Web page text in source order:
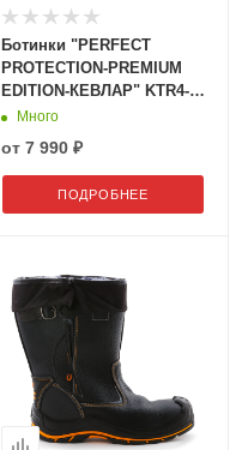
Ботинки "PERFECT
PROTECTION-PREMIUM
EDITION-КЕВЛАР" KTR4-
CKW ПУ-резина с ПП и АС
на нат.меху
Много
от 7 990 ₽
ПОДРОБНЕЕ